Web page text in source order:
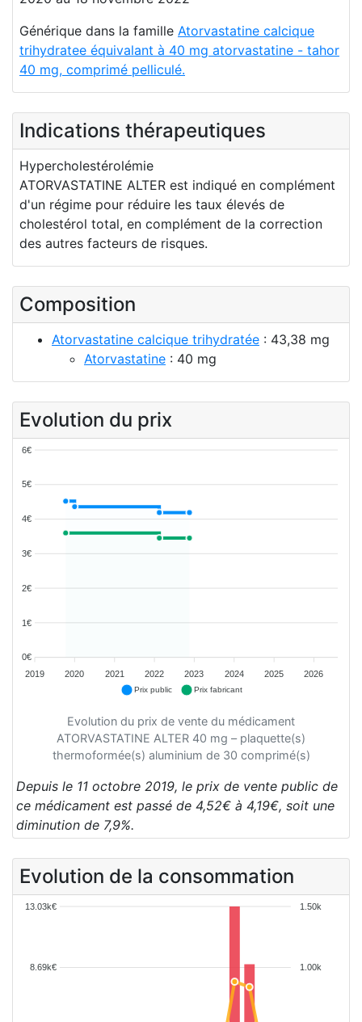
Générique dans la famille Atorvastatine calcique
trihydratee équivalant à 40 mg atorvastatine - tahor
40 mg, comprimé pelliculé.
Indications thérapeutiques
Hypercholestérolémie
ATORVASTATINE ALTER est indiqué en complément
d'un régime pour réduire les taux élevés de
cholestérol total, en complément de la correction
des autres facteurs de risques.
Composition
Atorvastatine calcique trihydratée : 43,38 mg
Atorvastatine : 40 mg
Evolution du prix
6€
5€
4€
3€
2€
1€
0€
2019
2020 2021 2022 2023 2024 2025 2026
Prix public Prix fabricant
Evolution du prix de vente du médicament
ATORVASTATINE ALTER 40 mg – plaquette(s)
thermoformée(s) aluminium de 30 comprimé(s)
Depuis le 11 octobre 2019, le prix de vente public de
ce médicament est passé de 4,52€ à 4,19€, soit une
diminution de 7,9%.
Evolution de la consommation
1.50k
1.00k
13.03k€
8.69k€